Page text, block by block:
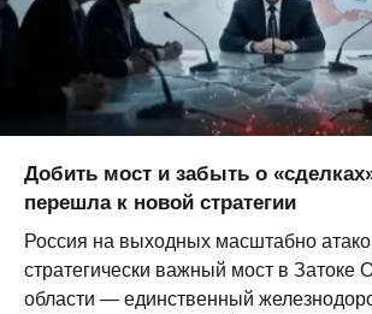
Добить мост и забыть о
перешла к новой стратегии
Россия на выходных масштабно
стратегически важный мост в Затоке
области — единственный